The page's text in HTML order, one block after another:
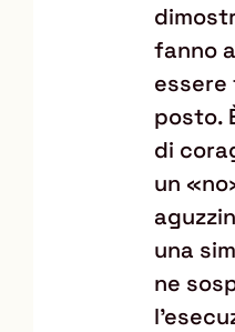
fanno
posto.
di
un
una
ne